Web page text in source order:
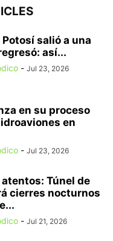
salió a una
así...
- Jul 23, 2026
en su proceso
en
- Jul 23, 2026
Túnel de
cierres nocturnos
- Jul 21, 2026